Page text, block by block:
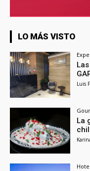
LO MÁS VISTO
Luis
La